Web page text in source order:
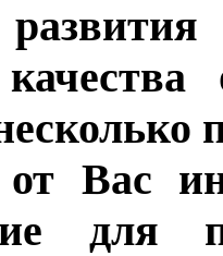
Вас
для